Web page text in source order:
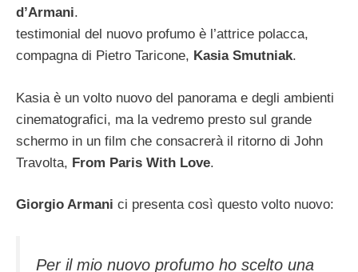
d’Armani.
testimonial del nuovo profumo è l’attrice polacca,
compagna di Pietro Taricone, Kasia Smutniak.
Kasia è un volto nuovo del panorama e degli ambienti
cinematografici, ma la vedremo presto sul grande
schermo in un film che consacrerà il ritorno di John
Travolta, From Paris With Love.
Giorgio Armani ci presenta così questo volto nuovo:
Per il mio nuovo profumo ho scelto una